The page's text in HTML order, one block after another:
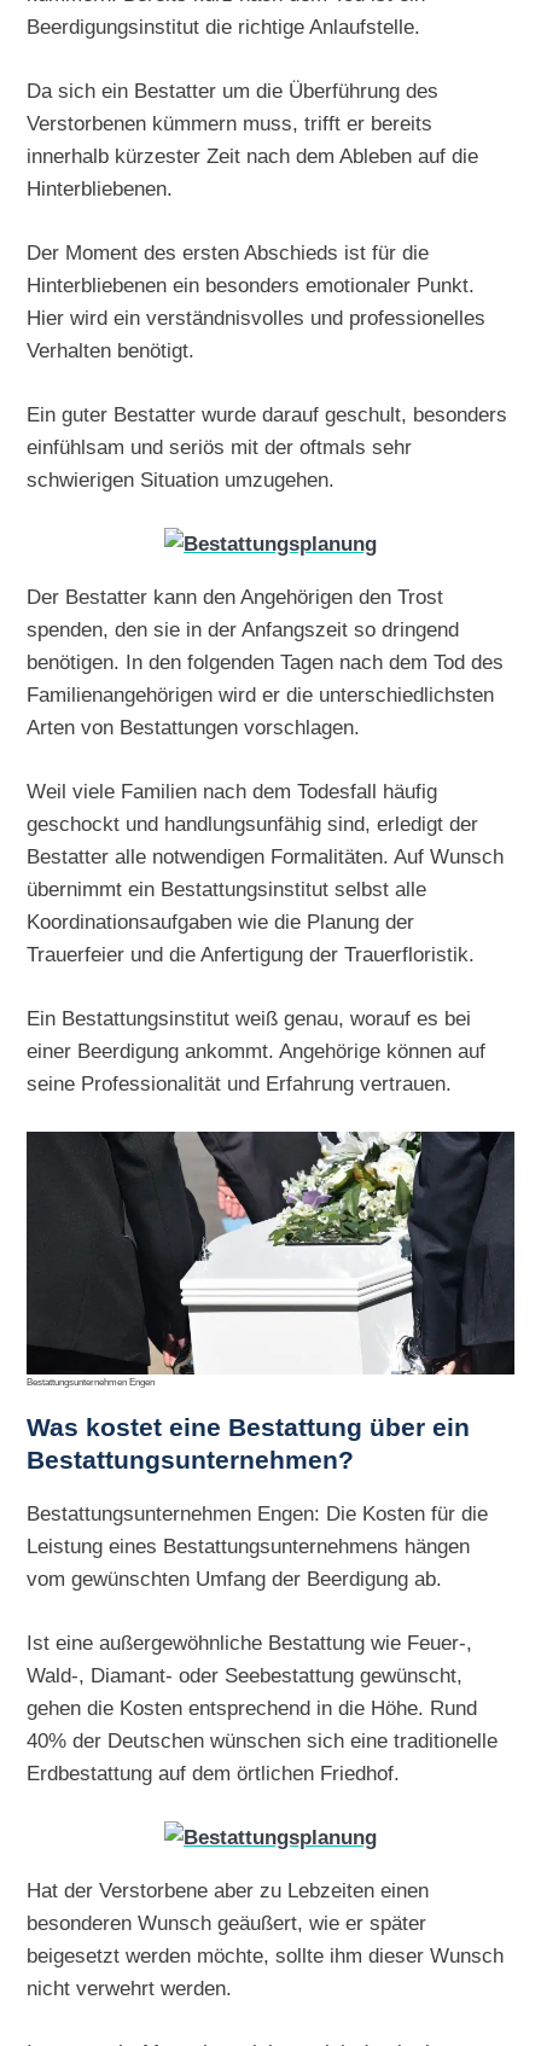
Beerdigungsinstitut die richtige Anlaufstelle.
Da sich ein Bestatter um die Überführung des
Verstorbenen kümmern muss, trifft er bereits
innerhalb kürzester Zeit nach dem Ableben auf die
Hinterbliebenen.
Der Moment des ersten Abschieds ist für die
Hinterbliebenen ein besonders emotionaler Punkt.
Hier wird ein verständnisvolles und professionelles
Verhalten benötigt.
Ein guter Bestatter wurde darauf geschult, besonders
einfühlsam und seriös mit der oftmals sehr
schwierigen Situation umzugehen.
Der Bestatter kann den Angehörigen den Trost
spenden, den sie in der Anfangszeit so dringend
benötigen. In den folgenden Tagen nach dem Tod des
Familienangehörigen wird er die unterschiedlichsten
Arten von Bestattungen vorschlagen.
Weil viele Familien nach dem Todesfall häufig
geschockt und handlungsunfähig sind, erledigt der
Bestatter alle notwendigen Formalitäten. Auf Wunsch
übernimmt ein Bestattungsinstitut selbst alle
Koordinationsaufgaben wie die Planung der
Trauerfeier und die Anfertigung der Trauerfloristik.
Ein Bestattungsinstitut weiß genau, worauf es bei
einer Beerdigung ankommt. Angehörige können auf
seine Professionalität und Erfahrung vertrauen.
Bestattungsunternehmen Engen
Was kostet eine Bestattung über ein
Bestattungsunternehmen?
Bestattungsunternehmen Engen: Die Kosten für die
Leistung eines Bestattungsunternehmens hängen
vom gewünschten Umfang der Beerdigung ab.
Ist eine außergewöhnliche Bestattung wie Feuer-,
Wald-, Diamant- oder Seebestattung gewünscht,
gehen die Kosten entsprechend in die Höhe. Rund
40% der Deutschen wünschen sich eine traditionelle
Erdbestattung auf dem örtlichen Friedhof.
Hat der Verstorbene aber zu Lebzeiten einen
besonderen Wunsch geäußert, wie er später
beigesetzt werden möchte, sollte ihm dieser Wunsch
nicht verwehrt werden.